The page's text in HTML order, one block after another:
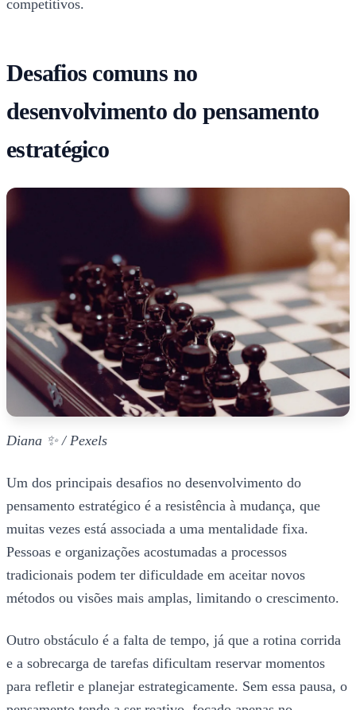
competitivos.
Desafios comuns no
desenvolvimento do pensamento
estratégico
Diana ✨ / Pexels
Um dos principais desafios no desenvolvimento do
pensamento estratégico é a resistência à mudança, que
muitas vezes está associada a uma mentalidade fixa.
Pessoas e organizações acostumadas a processos
tradicionais podem ter dificuldade em aceitar novos
métodos ou visões mais amplas, limitando o crescimento.
Outro obstáculo é a falta de tempo, já que a rotina corrida
e a sobrecarga de tarefas dificultam reservar momentos
para refletir e planejar estrategicamente. Sem essa pausa, o